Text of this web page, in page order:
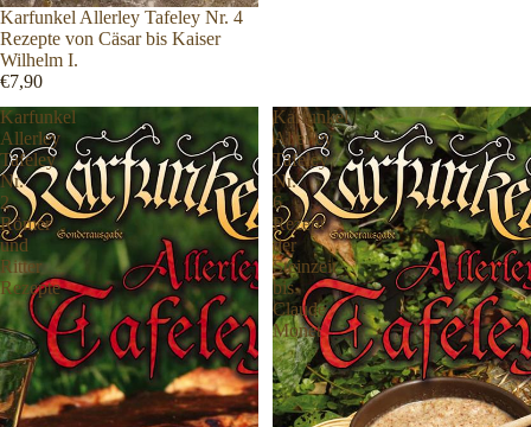
Karfunkel Allerley Tafeley Nr. 4
Rezepte von Cäsar bis Kaiser
Wilhelm I.
€7,90
Karfunkel
Allerley
Tafeley
Nr.
2
Römer
und
Ritter
Rezepte
Karfunkel
Allerley
Tafeley
Nr.
6
Rezept
der
Steinzeit
bis
Claude
Monet